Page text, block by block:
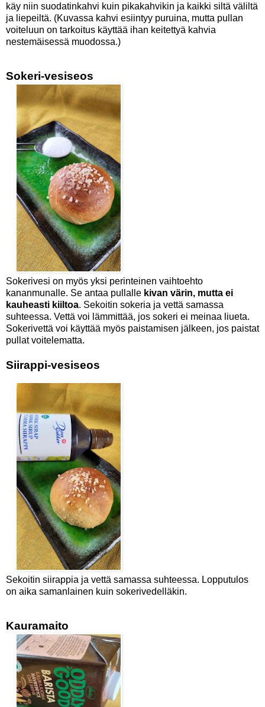
käy niin suodatinkahvi kuin pikakahvikin ja kaikki siltä väliltä
ja liepeiltä. (Kuvassa kahvi esiintyy puruina, mutta pullan
voiteluun on tarkoitus käyttää ihan keitettyä kahvia
nestemäisessä muodossa.)
Sokeri-vesiseos
Sokerivesi on myös yksi perinteinen vaihtoehto
kananmunalle. Se antaa pullalle kivan värin, mutta ei
kauheasti kiiltoa. Sekoitin sokeria ja vettä samassa
suhteessa. Vettä voi lämmittää, jos sokeri ei meinaa liueta.
Sokerivettä voi käyttää myös paistamisen jälkeen, jos paistat
pullat voitelematta.
Siirappi-vesiseos
Sekoitin siirappia ja vettä samassa suhteessa. Lopputulos
on aika samanlainen kuin sokerivedelläkin.
Kauramaito